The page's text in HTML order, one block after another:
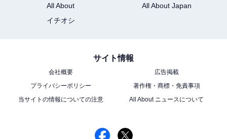
All About
All About Japan
イチオシ
サイト情報
会社概要
広告掲載
プライバシーポリシー
著作権・商標・免責事項
当サイトの情報についての注意
All About ニュースについて